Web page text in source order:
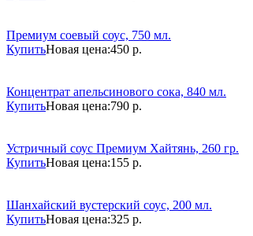
Премиум соевый соус, 750 мл.
КупитьНовая цена:450 р.
Концентрат апельсинового сока, 840 мл.
КупитьНовая цена:790 р.
Устричный соус Премиум Хайтянь, 260 гр.
КупитьНовая цена:155 р.
Шанхайский вустерский соус, 200 мл.
КупитьНовая цена:325 р.